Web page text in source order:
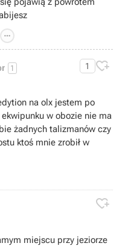

1 1 
na olx jestem po
w obozie nie ma
żadnych talizmanów czy
ktoś mnie zrobił w

miejscu przy jeziorze